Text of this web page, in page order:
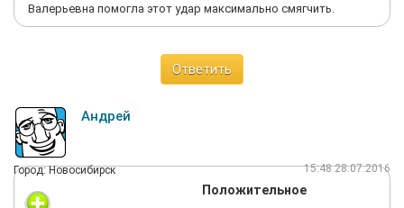
Валерьевна помогла этот удар максимально смягчить.
Ответить
Андрей
Город: Новосибирск 15:48 28.07.2016
Положительное